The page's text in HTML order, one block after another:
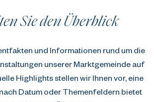
Sie den Überblick
und Informationen rund um die
unserer Marktgemeinde auf
Highlights stellen wir Ihnen vor, eine
Datum oder Themenfeldern bietet